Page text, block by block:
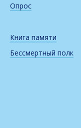
Опрос
Книга памяти
Бессмертный полк